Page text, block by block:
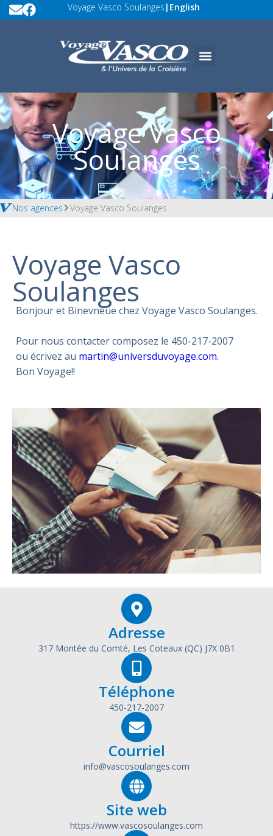
Voyage Vasco Soulanges | English
Voyage Vasco
Soulanges
Nos agences Voyage Vasco Soulanges
Voyage Vasco
Soulanges
Bonjour et Binevneue chez Voyage Vasco Soulanges.
Pour nous contacter composez le 450-217-2007
ou écrivez au martin@universduvoyage.com.
Bon Voyage!!
Adresse
317 Montée du Comté, Les Coteaux (QC) J7X 0B1
Téléphone
450-217-2007
Courriel
info@vascosoulanges.com
Site web
https://www.vascosoulanges.com